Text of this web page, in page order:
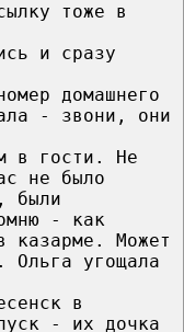
тоже в
и сразу
домашнего
- звони, они
в гости. Не
не было
были
- как
казарме. Может
Ольга угощала
в
- их дочка